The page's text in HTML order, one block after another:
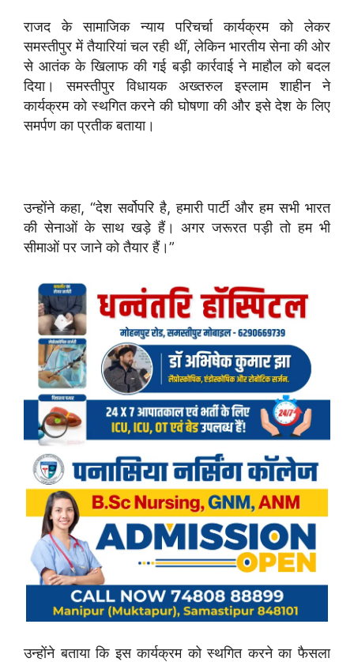
राजद के सामाजिक न्याय परिचर्चा कार्यक्रम को लेकर
समस्तीपुर में तैयारियां चल रही थीं, लेकिन भारतीय सेना की ओर
से आतंक के खिलाफ की गई बड़ी कार्रवाई ने माहौल को बदल
दिया। समस्तीपुर विधायक अख्तरुल इस्लाम शाहीन ने
कार्यक्रम को स्थगित करने की घोषणा की और इसे देश के लिए
समर्पण का प्रतीक बताया।
उन्होंने कहा, “देश सर्वोपरि है, हमारी पार्टी और हम सभी भारत
की सेनाओं के साथ खड़े हैं। अगर जरूरत पड़ी तो हम भी
सीमाओं पर जाने को तैयार हैं।”
उन्होंने बताया कि इस कार्यक्रम को स्थगित करने का फैसला